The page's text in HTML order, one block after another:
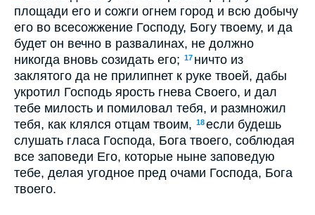
площади его и сожги огнем город и всю добычу
его во всесожжение Господу, Богу твоему, и да
будет он вечно в развалинах, не должно
никогда вновь созидать его; 17 ничто из
заклятого да не прилипнет к руке твоей, дабы
укротил Господь ярость гнева Своего, и дал
тебе милость и помиловал тебя, и размножил
тебя, как клялся отцам твоим, 18если будешь
слушать гласа Господа, Бога твоего, соблюдая
все заповеди Его, которые ныне заповедую
тебе, делая угодное пред очами Господа, Бога
твоего.